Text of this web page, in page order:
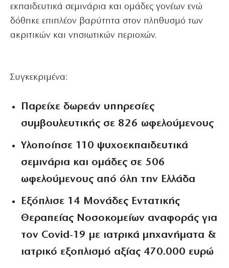
εκπαιδευτικά σεμινάρια και ομάδες γονέων ενώ
δόθηκε επιπλέον βαρύτητα στον πληθυσμό των
ακριτικών και νησιωτικών περιοχών.
Συγκεκριμένα:
Παρείχε δωρεάν υπηρεσίες
συμβουλευτικής σε 826 ωφελούμενους
Υλοποίησε 110 ψυχοεκπαιδευτικά
σεμινάρια και ομάδεςσε 506
ωφελούμενουςαπό όλη την Ελλάδα
Εξόπλισε 14 Μονάδες Εντατικής
Θεραπείας Νοσοκομείων αναφοράς για
τον Covid-19 με ιατρικά μηχανήματα &
ιατρικό εξοπλισμό αξίας 470.000 ευρώ